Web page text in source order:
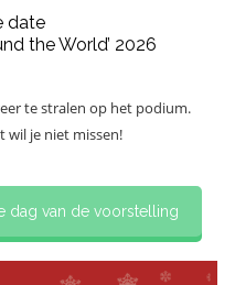
date
the World’ 2026
te stralen op het podium.
wil je niet missen!
dag van de voorstelling